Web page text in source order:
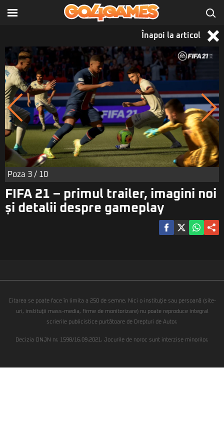
Înapoi la articol
Poza 3 / 10
FIFA 21 – primul trailer, imagini noi
și detalii despre gameplay
Citarea se poate face în limita a 250 de semne. Nici o instituţie sau persoană (site-
uri, instituţii mass-media, firme de monitorizare) nu poate reproduce integral
scrierile publicistice purtătoare de Drepturi de Autor.
Decizia ONJN nr. 1598/16.09.2021. Jocurile de noroc sunt interzise minorilor.